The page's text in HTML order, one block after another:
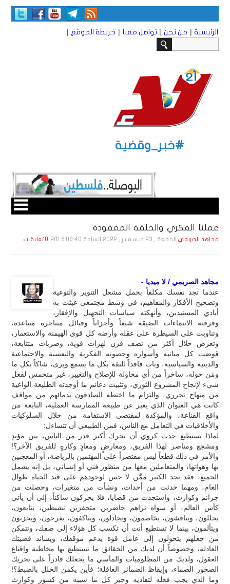
الرئيسية | من نحن | تواصل معنا | خريطة الموقع |
#خبر_وقضية
عملنا الفكري والحلقة المفقودة
مجاهد الصريمي الجمعة , 23 ديـسـمـبـر , 2022 الساعة 6:08:40 PM 0 تعليقات
مجاهد الصريمي / لا ميديا -
عندما تجد نفسك مكلفاً بحمل مشعل التنوير والتوعية
وتصحيح الأفكار والمفاهيم، في وسط مجتمعي عبثت به
أيادي المستبدين، وأنهكته سياسات التجهيل والإفقار،
وفرقته الانتماءات الضيقة شيعاً وأحزاباً وقبائل متناحرة متباعدة،
وتناوبت على السيطرة على عقله وأرضه كل قوى الهيمنة والاستعمار،
وتعرض خلال أكثر من نصف قرن لهزات قوية، وضربات متتابعة،
قوضت كل مبانيه وأسواره وحصونه الفكرية والنفسية والاجتماعية
والدينية والسياسية، وبات فاقداً للثقة بكل ما يسمع ويرى، شاكاً بكل ما
ومَن حوله، ساخراً من أي محاولة للإصلاح والتغيير، غير متحمس لفعل
شيء لإنجاح المشروع الثوري، وتثبيت دعائم ما أوجدته الطليعة الواعية
من منهاج تحرري، والتزام ما اختطه الصادقون بدمائهم من مواقف
كانت هي العنوان الذي يعبر عن طبيعة الممارسة العملية، النابعة من
واقع القناعة، والمؤكدة لمقتضى الاستقامة من خلال السلوكيات
والأخلاقيات في التعامل مع الناس، فمن الطبيعي أن تتساءل:
لماذا يستطيع حدث كروي أن يحرك أكبر قدر من الناس، بين مؤيدٍ
ومشجع ومناصر لهذا الفريق، ومعارضٍ ومعادٍ وكارهٍ للفريق الآخر؟!
والأمر في ذلك قطعاً ليس مقتصراً على المهتمين بالرياضة، أو المعجبين
بها وهواتها، والمتعاملين معها من منظور فني أو إنساني، بل إنه يشمل
الجميع، فقد تجد الكثير ممَّن لا حس لوجودهم على قيد الحياة طوال
العام، ومهما حدثت من أحداث، ونشأت من متغيرات، وحصلت من
جرائم وكوارث، واستجدت من قضايا، فلا يحركون ساكناً، إلى أن يأتي
كأس العالم، أو سواه تراهم حاضرين متحفزين نشيطين، يتابعون،
يحللون، ويناقشون، يخاصمون، ويجادلون، ويناكفون، يفرحون، ويحزنون
ويتألمون، بينما لا تستطيع أنت أن تكسب كل هؤلاء إلى صفك، وتتمكن
من جعلهم يتحولون إلى عامل قوة يدعم موقفك، ويساند قضيتك
العادلة، وخصوصاً أن لديك من الحقائق ما تستطيع بها مخاطبة وإقناع
العقول، ولديك من المظلوميات والمآسي ما يجعلك قادراً على تحريك
الصخور الصماء، وإيقاظ الضمائر الغافلة؛ فأين يكمن الخلل بالضبط؟!
وما الذي يجب فعله لتفاديه وجبر كل ما سببه من كسور وكوارث